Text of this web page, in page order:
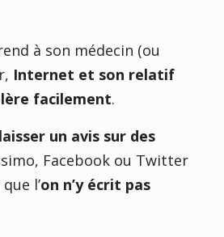
à son médecin (ou
Internet et son relatif
facilement.
laisser un avis sur des
Facebook ou Twitter
l’on n’y écrit pas